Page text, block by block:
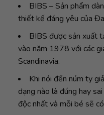
BIBS – Sản phẩm
thiết kế đáng yêu của
BIBS được sản xuất
vào năm 1978 với các
Scandinavia.
Khi nói đến núm ty
dạng nào là đúng hay
độc nhất và mỗi bé sẽ